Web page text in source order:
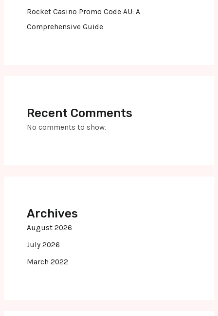
Rocket Casino Promo Code AU: A
Comprehensive Guide
Recent Comments
No comments to show.
Archives
August 2026
July 2026
March 2022